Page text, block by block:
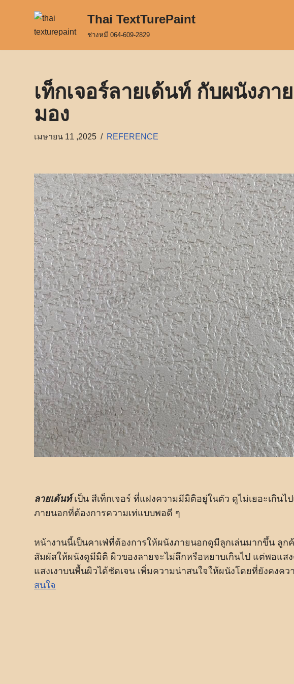
Thai TextTurePaint
ช่างหมี 064-609-2829
เท็กเจอร์ลายเด้นท์ กับผนังภ
มอง
เมษายน 11 ,2025 REFERENCE
ลายเด้นท์เป็น สีเท็กเจอร์ ที่แฝงความมีมิติอยู่ในตัว ดูไม่เยอะเกินไ
ภายนอกที่ต้องการความเท่แบบพอดี ๆ
หน้างานนี้เป็นคาเฟ่ที่ต้องการให้ผนังภายนอกดูมีลูกเล่นมากขึ้น ลูก
สัมผัสให้ผนังดูมีมิติ ผิวของลายจะไม่ลึกหรือหยาบเกินไป แต่พอแส
แสงเงาบนพื้นผิวได้ชัดเจน เพิ่มความน่าสนใจให้ผนังโดยที่ยังคงคว
สนใจ